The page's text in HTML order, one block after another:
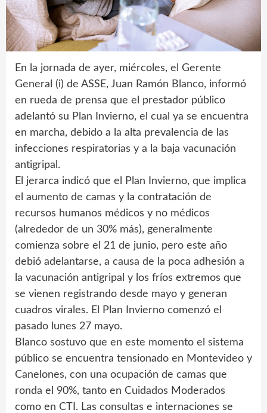
En la jornada de ayer, miércoles, el Gerente
General (i) de ASSE, Juan Ramón Blanco, informó
en rueda de prensa que el prestador público
adelantó su Plan Invierno, el cual ya se encuentra
en marcha, debido a la alta prevalencia de las
infecciones respiratorias y a la baja vacunación
antigripal.
El jerarca indicó que el Plan Invierno, que implica
el aumento de camas y la contratación de
recursos humanos médicos y no médicos
(alrededor de un 30% más), generalmente
comienza sobre el 21 de junio, pero este año
debió adelantarse, a causa de la poca adhesión a
la vacunación antigripal y los fríos extremos que
se vienen registrando desde mayo y generan
cuadros virales. El Plan Invierno comenzó el
pasado lunes 27 mayo.
Blanco sostuvo que en este momento el sistema
público se encuentra tensionado en Montevideo y
Canelones, con una ocupación de camas que
ronda el 90%, tanto en Cuidados Moderados
como en CTI. Las consultas e internaciones se